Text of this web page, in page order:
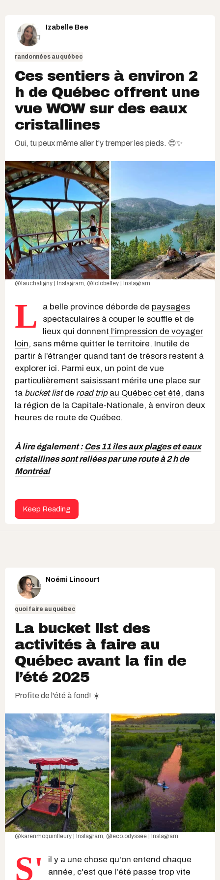
Izabelle Bee
randonnées au québec
Ces sentiers à environ 2
h de Québec offrent une
vue WOW sur des eaux
cristallines
Oui, tu peux même aller t'y tremper les pieds. 😍✨
@lauchatigny | Instagram, @ lolobelley | Instagram
L a belle province déborde de paysages
spectaculaires à couper le souffle et de
lieux qui donnent l’impression de voyager
loin, sans même quitter le territoire. Inutile de
partir à l’étranger quand tant de trésors restent à
explorer ici. Parmi eux, un point de vue
particulièrement saisissant mérite une place sur
ta bucket listde road trip au Québec cet été, dans
la région de la Capitale-Nationale, à environ deux
heures de route de Québec.
À lire également : Ces 11 îles aux plages et eaux
cristallines sont reliées par une route à 2 h de
Montréal
Keep Reading
Noémi Lincourt
quoi faire au québec
La bucket list des
activités à faire au
Québec avant la fin de
l’été 2025
Profite de l'été à fond! ☀️
@karenmoquinfleury | Instagram, @eco.odyssee | Instagram
S'
il y a une chose qu'on entend chaque
année, c'est que l'été passe trop vite